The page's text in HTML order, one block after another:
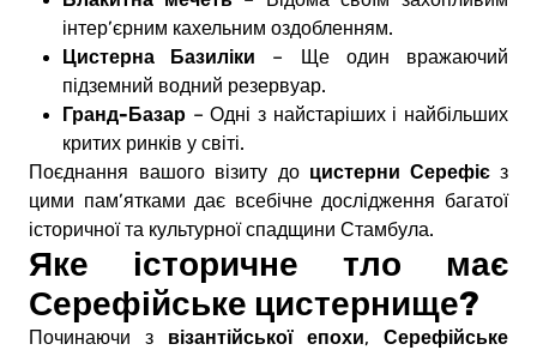
інтер’єрним кахельним оздобленням.
Цистерна Базиліки – Ще один вражаючий
підземний водний резервуар.
Гранд-Базар – Одні з найстаріших і найбільших
критих ринків у світі.
Поєднання вашого візиту до цистерни Серефієз
цими пам’ятками дає всебічне дослідження багатої
історичної та культурної спадщини Стамбула.
Яке історичне тло має
Серефійське цистернище?
Починаючи з візантійської епохи, Серефійське